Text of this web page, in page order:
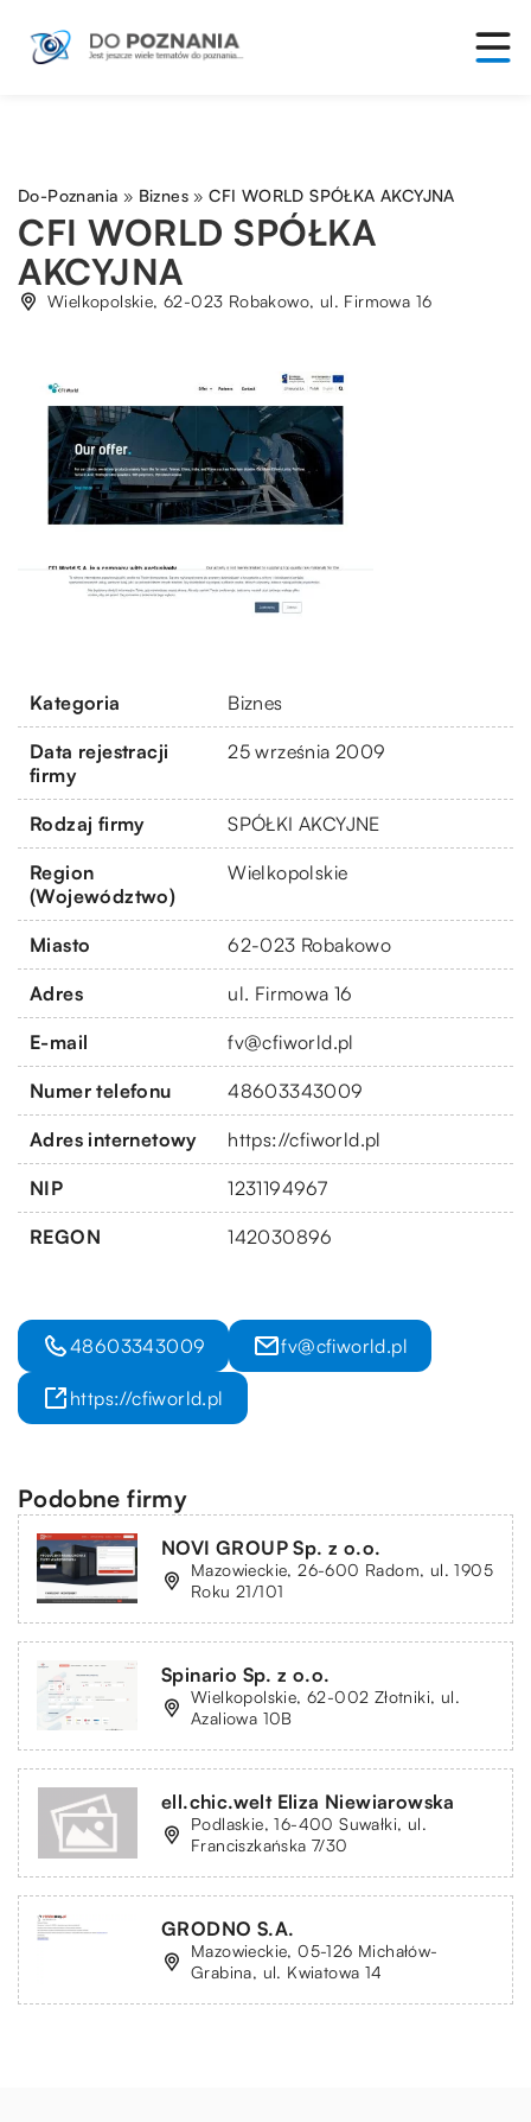
Do-Poznania » Biznes »CFI WORLD SPÓŁKA AKCYJNA
CFI WORLD SPÓŁKA
AKCYJNA
Wielkopolskie, 62-023 Robakowo, ul. Firmowa 16
Kategoria Biznes
Data rejestracji
firmy
25 września 2009
Rodzaj firmy SPÓŁKI AKCYJNE
Region
(Województwo)
Wielkopolskie
Miasto 62-023 Robakowo
Adres ul. Firmowa 16
E-mail fv@cfiworld.pl
Numer telefonu 48603343009
Adres internetowy https://cfiworld.pl
NIP 1231194967
REGON 142030896
48603343009 fv@cfiworld.pl
https://cfiworld.pl
Podobne firmy
NOVI GROUP Sp. z o.o.
Mazowieckie, 26-600 Radom, ul. 1905
Roku 21/101
Spinario Sp. z o.o.
Wielkopolskie, 62-002 Złotniki, ul.
Azaliowa 10B
ell.chic.welt Eliza Niewiarowska
Podlaskie, 16-400 Suwałki, ul.
Franciszkańska 7/30
GRODNO S.A.
Mazowieckie, 05-126 Michałów-
Grabina, ul. Kwiatowa 14